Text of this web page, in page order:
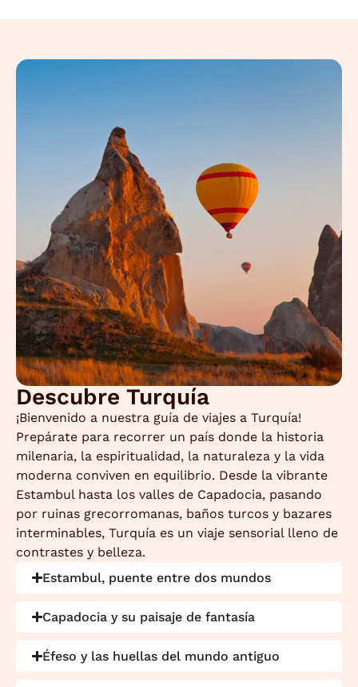
Descubre Turquía
¡Bienvenido a nuestra guía de viajes a Turquía!
Prepárate para recorrer un país donde la historia
milenaria, la espiritualidad, la naturaleza y la vida
moderna conviven en equilibrio. Desde la vibrante
Estambul hasta los valles de Capadocia, pasando
por ruinas grecorromanas, baños turcos y bazares
interminables, Turquía es un viaje sensorial lleno de
contrastes y belleza.
Estambul, puente entre dos mundos
Capadocia y su paisaje de fantasía
Éfeso y las huellas del mundo antiguo